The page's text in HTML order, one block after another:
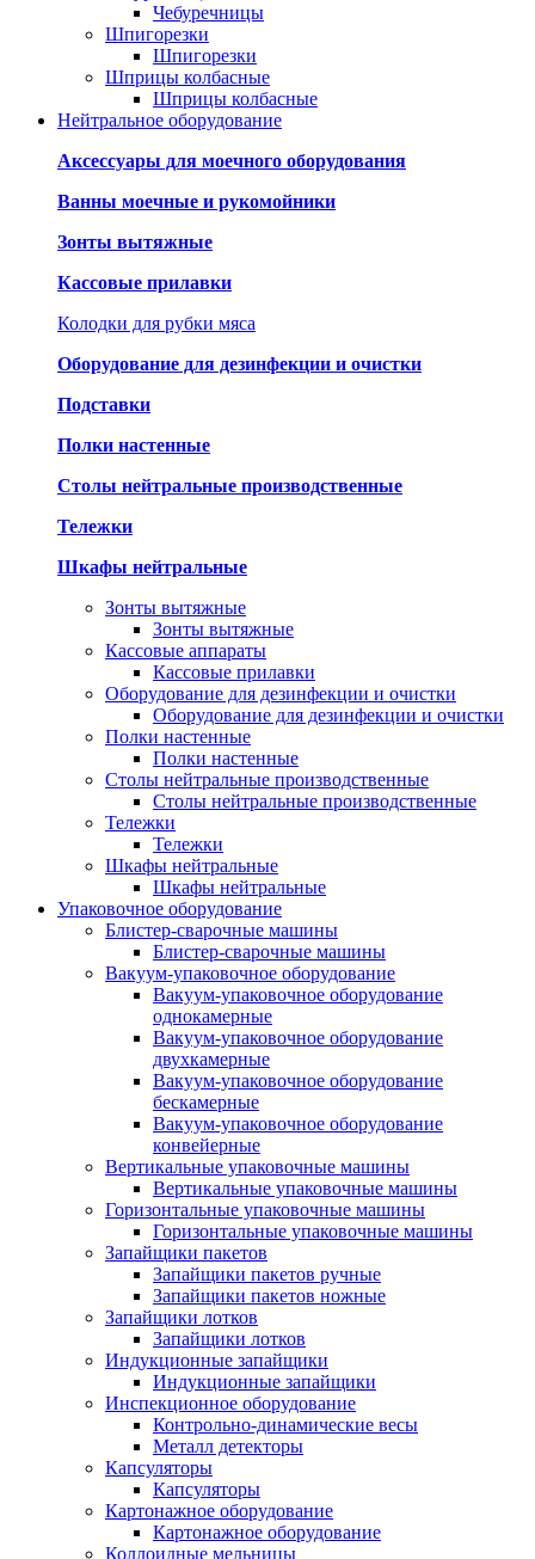
Чебуречницы
Шпигорезки
Шпигорезки
Шприцы колбасные
Шприцы колбасные
Нейтральное оборудование
Аксессуары для моечного оборудования
Ванны моечные и рукомойники
Зонты вытяжные
Кассовые прилавки
Колодки для рубки мяса
Оборудование для дезинфекции и очистки
Подставки
Полки настенные
Столы нейтральные производственные
Тележки
Шкафы нейтральные
Зонты вытяжные
Зонты вытяжные
Кассовые аппараты
Кассовые прилавки
Оборудование для дезинфекции и очистки
Оборудование для дезинфекции и очистки
Полки настенные
Полки настенные
Столы нейтральные производственные
Столы нейтральные производственные
Тележки
Тележки
Шкафы нейтральные
Шкафы нейтральные
Упаковочное оборудование
Блистер-сварочные машины
Блистер-сварочные машины
Вакуум-упаковочное оборудование
Вакуум-упаковочное оборудование
однокамерные
Вакуум-упаковочное оборудование
двухкамерные
Вакуум-упаковочное оборудование
беcкамерные
Вакуум-упаковочное оборудование
конвейерные
Вертикальные упаковочные машины
Вертикальные упаковочные машины
Горизонтальные упаковочные машины
Горизонтальные упаковочные машины
Запайщики пакетов
Запайщики пакетов ручные
Запайщики пакетов ножные
Запайщики лотков
Запайщики лотков
Индукционные запайщики
Индукционные запайщики
Инспекционное оборудование
Контрольно-динамические весы
Металл детекторы
Капсуляторы
Капсуляторы
Картонажное оборудование
Картонажное оборудование
Коллоидные мельницы